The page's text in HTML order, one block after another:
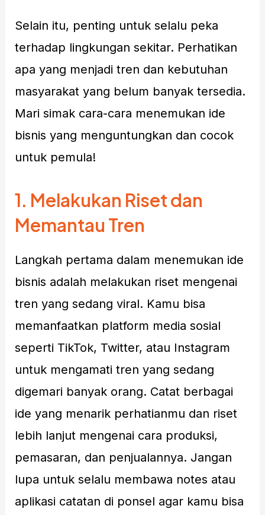
Selain itu, penting untuk selalu peka
terhadap lingkungan sekitar. Perhatikan
apa yang menjadi tren dan kebutuhan
masyarakat yang belum banyak tersedia.
Mari simak cara-cara menemukan ide
bisnis yang menguntungkan dan cocok
untuk pemula!
1. Melakukan Riset dan
Memantau Tren
Langkah pertama dalam menemukan ide
bisnis adalah melakukan riset mengenai
tren yang sedang viral. Kamu bisa
memanfaatkan platform media sosial
seperti TikTok, Twitter, atau Instagram
untuk mengamati tren yang sedang
digemari banyak orang. Catat berbagai
ide yang menarik perhatianmu dan riset
lebih lanjut mengenai cara produksi,
pemasaran, dan penjualannya. Jangan
lupa untuk selalu membawa notes atau
aplikasi catatan di ponsel agar kamu bisa